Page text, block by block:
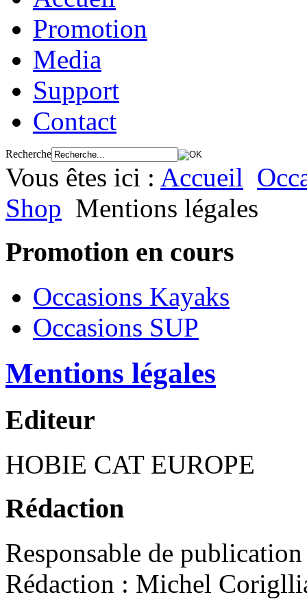
Promotion
Media
Support
Contact
Recherche
Vous êtes ici : Accueil
Shop Mentions légales
Promotion en cours
Occasions Kayaks
Occasions SUP
Mentions légales
Editeur
HOBIE CAT EUROPE
Rédaction
Responsable de
Rédaction : Michel